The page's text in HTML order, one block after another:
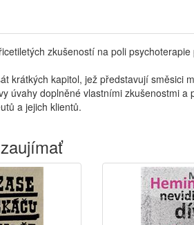
zkušeností na poli
krátkých kapitol, jež představují směsici
úvahy doplněné vlastními zkušenostmi
a jejich klientů.